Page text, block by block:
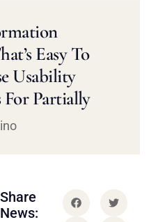
Easy To
Usability
For Partially
Share
News: